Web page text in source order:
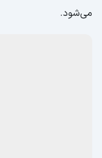
می‌شود.